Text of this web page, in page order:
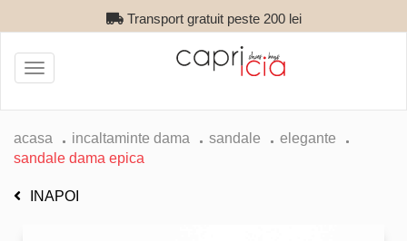
Transport gratuit peste 200 lei
Toggle
navigation
acasa incaltaminte dama sandale
elegante
sandale dama epica
INAPOI